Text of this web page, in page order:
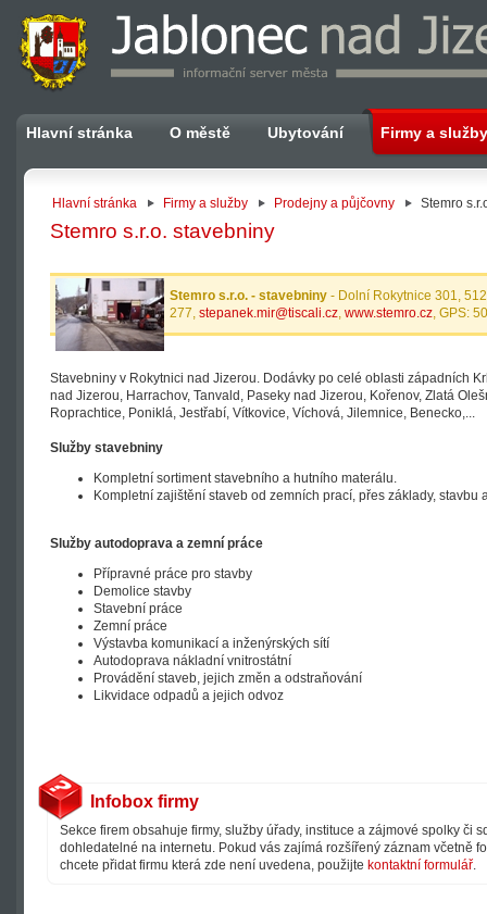
Hlavní stránka O městě Ubytování Firmy a služby
Hlavní stránka Firmy a služby Prodejny a půjčovny Stemro
Stemro s.r.o. stavebniny
Stemro s.r.o. - stavebniny - Dolní Rokytnice 301,
277, stepanek.mir@tiscali.cz, www.stemro.cz, GPS:
Stavebniny v Rokytnici nad Jizerou. Dodávky po celé oblasti západních
nad Jizerou, Harrachov, Tanvald, Paseky nad Jizerou, Kořenov, Zlatá
Roprachtice, Poniklá, Jestřabí, Vítkovice, Víchová, Jilemnice, Benecko,...
Služby stavebniny
Kompletní sortiment stavebního a hutního materálu.
Kompletní zajištění staveb od zemních prací, přes základy, stavbu
Služby autodoprava a zemní práce
Přípravné práce pro stavby
Demolice stavby
Stavební práce
Zemní práce
Výstavba komunikací a inženýrských sítí
Autodoprava nákladní vnitrostátní
Provádění staveb, jejich změn a odstraňování
Likvidace odpadů a jejich odvoz
Infobox firmy
Sekce firem obsahuje firmy, služby úřady, instituce a zájmové spolky či
dohledatelné na internetu. Pokud vás zajímá rozšířený záznam včetně
chcete přidat firmu která zde není uvedena, použijte kontaktní formulář.